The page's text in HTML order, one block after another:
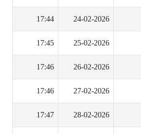
24-02-2026
17:44
25-02-2026
17:45
26-02-2026
17:46
27-02-2026
17:46
28-02-2026
17:47